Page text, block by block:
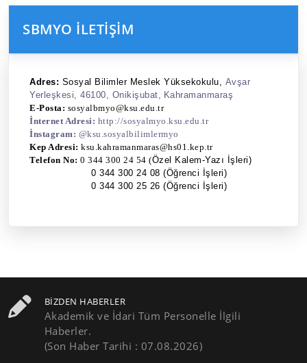
SBMYO İLETIŞIM
Adres: Sosyal Bilimler Meslek Yüksekokulu, Avşar
Yerleşkesi, 46100, Onikişubat, Kahramanmaraş
E-Posta: sosyalbmyo@ksu.edu.tr
İnternet Adresi: http://sosyalmyo.ksu.edu.tr
İnstagram: @ksu.sosyalbilimlermyo
Kep Adresi: ksu.kahramanmaras@hs01.kep.tr
Telefon No: 0 344 300 24 54 (Özel Kalem-Yazı İşleri)
0 344 300 24 08 (Öğrenci İşleri)
0 344 300 25 26 (Öğrenci İşleri)
BIZDEN HABERLER
Akademik ve İdari Tüm Personelle İlgili
Haberler.
(Son Haber Tarihi : 07.08.2026)